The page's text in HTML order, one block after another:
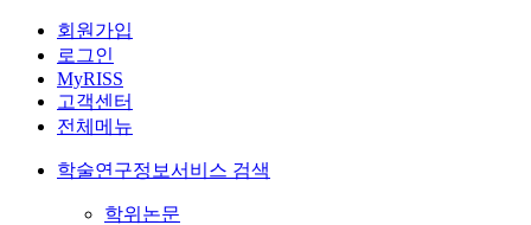
회원가입
로그인
MyRISS
고객센터
전체메뉴
학술연구정보서비스 검색
학위논문